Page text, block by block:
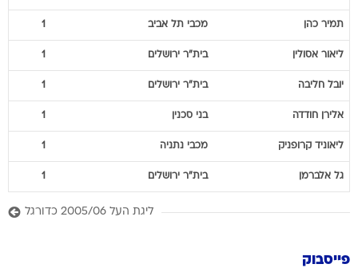
תמיר כהן מכבי תל אביב 1
ליאור אסולין בית"ר ירושלים 1
יובל חליבה בית"ר ירושלים 1
אלירן חודדה בני סכנין 1
ליאוניד קרופניק מכבי נתניה 1
גל אלברמן בית"ר ירושלים 1
ליגת העל 2005/06 כדורגל
פייסבוק